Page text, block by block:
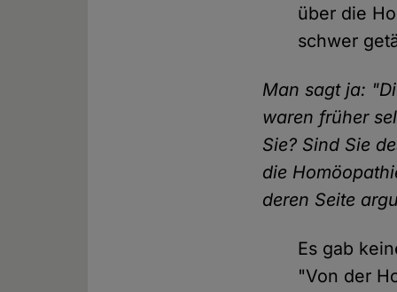
über die
schwer
Man sagt ja:
waren früher
Sie? Sind Sie
die
deren Seite
Es gab
"Von der